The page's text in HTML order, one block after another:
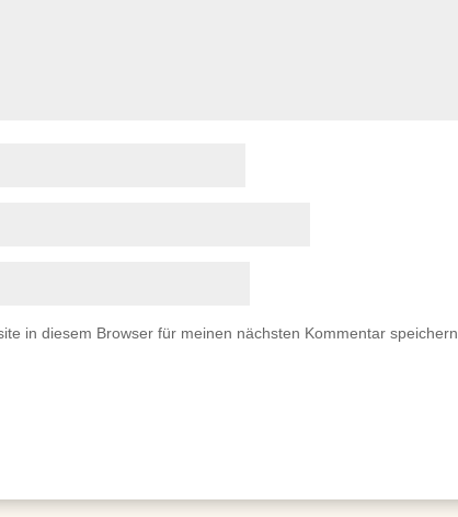
in diesem Browser für meinen nächsten Kommentar speichern.